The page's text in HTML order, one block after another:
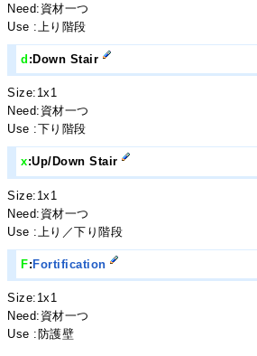
Need:資材一つ
Use :上り階段
d :Down Stair
Size:1x1
Need:資材一つ
Use :下り階段
x:Up/Down Stair
Size:1x1
Need:資材一つ
Use :上り／下り階段
F: Fortification
Size:1x1
Need:資材一つ
Use :防護壁